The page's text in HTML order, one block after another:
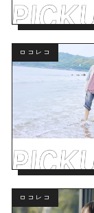
ロコレコ
ロコレコ